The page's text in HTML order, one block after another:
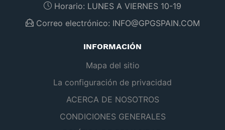
Horario: LUNES A VIERNES 10-19
Correo electrónico: INFO@GPGSPAIN.COM
INFORMACIÓN
Mapa del sitio
La configuración de privacidad
ACERCA DE NOSOTROS
CONDICIONES GENERALES